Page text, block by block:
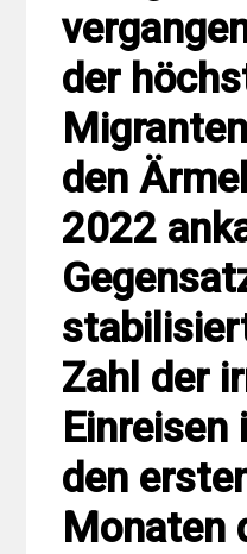
der
den
2022
Zahl der
Einreisen
den
Monaten